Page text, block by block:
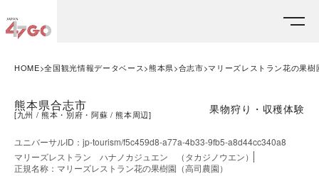
HOME 全国観光情報データベース 熊本県 合志市 マリーズレストラン花の果
熊本県合志市
[九州 熊本・別府・阿蘇 熊本周辺] 果物狩り・収穫体験
ユニバーサルID ： jp-tourism/f5c459d8-a77a-4b33-9fb5-a8d44cc340a8
マリーズレストラン ハナノカジュエン （タカジノウエン）
正規名称 ： マリーズレストラン花の果樹園（高司農園）